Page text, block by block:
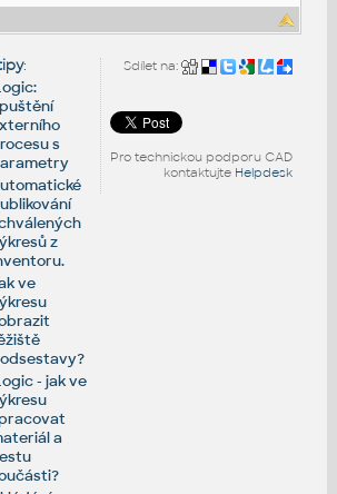
Sdílet na:
Pro technickou podporu CAD
kontaktujte Helpdesk
:
s
z
ve
- jak ve
a